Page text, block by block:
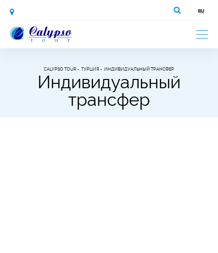
CALYPSO TOUR ТУРЦИЯ ИНДИВИДУАЛЬНЫЙ ТРАНСФЕР
Индивидуальный
трансфер